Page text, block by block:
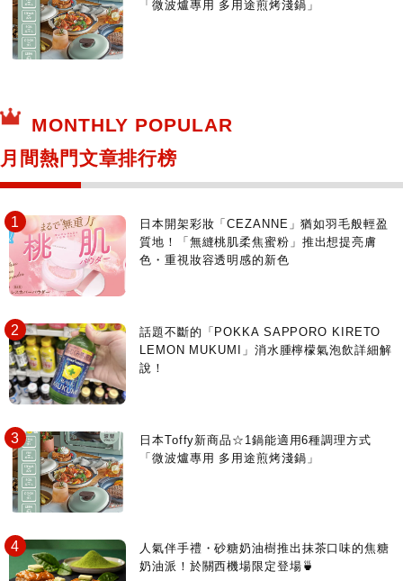
「微波爐專用 多用途煎烤淺鍋」
MONTHLY POPULAR
月間熱門文章排行榜
日本開架彩妝「CEZANNE」猶如羽毛般輕盈
質地！「無縫桃肌柔焦蜜粉」推出想提亮膚
色・重視妝容透明感的新色
話題不斷的「POKKA SAPPORO KIRETO
LEMON MUKUMI」消水腫檸檬氣泡飲詳細解
說！
日本Toffy新商品☆1鍋能適用6種調理方式
「微波爐專用 多用途煎烤淺鍋」
人氣伴手禮・砂糖奶油樹推出抹茶口味的焦糖
奶油派！於關西機場限定登場🍵